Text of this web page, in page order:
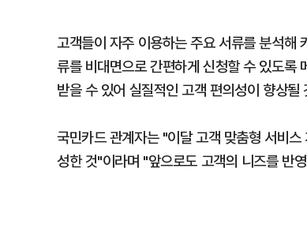
고객들이 자주 이용하는 주요 서류를 분석해
류를 비대면으로 간편하게 신청할 수 있도록
받을 수 있어 실질적인 고객 편의성이 향상될
국민카드 관계자는 "이달 고객 맞춤형 서비
성한 것"이라며 "앞으로도 고객의 니즈를 반